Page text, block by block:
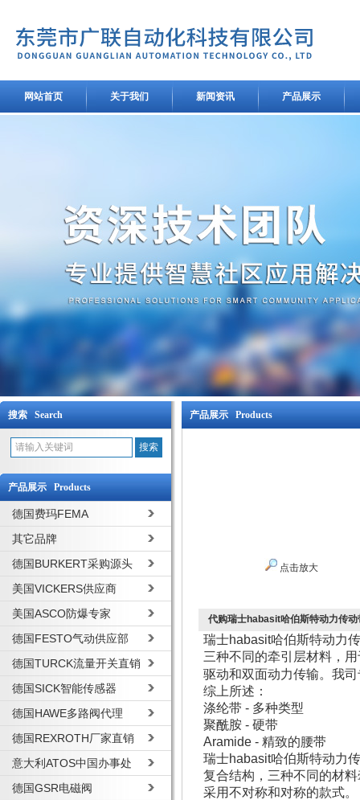
网站首页 关于我们 新闻资讯 产品展示
搜索 Search
产品展示 Products
德国费玛FEMA
其它品牌
德国BURKERT采购源头
美国VICKERS供应商
美国ASCO防爆专家
德国FESTO气动供应部
德国TURCK流量开关直销
德国SICK智能传感器
德国HAWE多路阀代理
德国REXROTH厂家直销
意大利ATOS中国办事处
德国GSR电磁阀
产品展示 Products
点击放大
代购瑞士habasit哈伯斯特动力传动
瑞士habasit哈伯斯特动力
三种不同的牵引层材料，
驱动和双面动力传输。我
综上所述：
涤纶带 - 多种类型
聚酰胺 - 硬带
Aramide - 精致的腰带
瑞士habasit哈伯斯特动力
复合结构，三种不同的材
采用不对称和对称的款式。